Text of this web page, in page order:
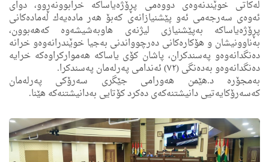
له‌كاتی خوێندنه‌وه‌ى دووه‌می پڕۆژە‌یاساكه‌ خرابوونه‌ڕوو، دوای
ئه‌وه‌ى‌ سه‌رجه‌مى ئه‌و پێشنیازانه‌ى كه‌بۆ هه‌ر ماده‌یه‌ك له‌ماده‌كانی
پڕۆژەیاساكه‌ به‌پێشنیازى لیژنه‌ی هاوبه‌شیشه‌وه‌ كه‌هه‌بوون،
به‌ناوونیشان و هۆكاره‌كانی ده‌رچوواندنی به‌جیا خوێندرانه‌وه‌و خرانه‌
ده‌نگدانه‌وه‌و په‌سندكران، پاشان كۆی یاساكه‌ هه‌مواركراوه‌كه‌ خرایه‌
ده‌نگدانه‌وه‌و به‌ده‌نگی (٧٢) ئه‌ندامی په‌رله‌مان په‌سندكرا.
به‌مجۆره‌ د.هێمن هه‌ورامی جێگرى سه‌رۆكی په‌رله‌مان
كه‌سه‌رۆكایه‌تیی دانیشتنه‌كه‌ی ده‌كرد كۆتایی به‌دانیشتنه‌كه‌ هێنا.